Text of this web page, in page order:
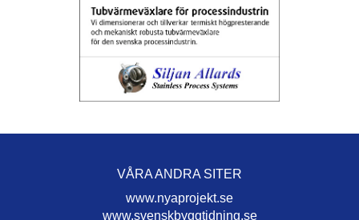
VÅRA ANDRA SITER
www.nyaprojekt.se
www.svenskbyggtidning.se